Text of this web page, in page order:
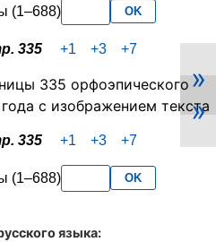
(1–688) OK
335 +1 +3 +7
»
»
335 +1 +3 +7
(1–688) OK
языка: